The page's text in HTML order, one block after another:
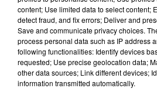
Musique
Benny Blanco
Becky G sur son
content; Use limited data to select content;
detect fraud, and fix errors; Deliver and
Save and communicate privacy choices.
process personal data such as IP address
following functionalities: Identify devices
requested; Use precise geolocation data;
other data sources; Link different devices;
information transmitted automatically.